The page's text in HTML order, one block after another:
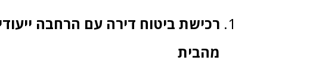
רכישת ביטוח דירה עם הרחבה
מהבית